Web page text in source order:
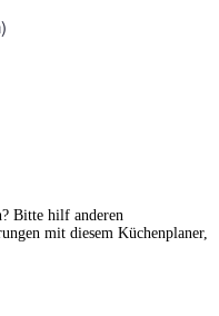
Bitte hilf anderen
mit diesem Küchenplaner,